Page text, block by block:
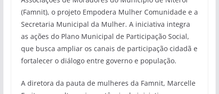
(Famnit), o projeto Empodera Mulher Comunidade e a
Secretaria Municipal da Mulher. A iniciativa integra
as ações do Plano Municipal de Participação Social,
que busca ampliar os canais de participação cidadã e
fortalecer o diálogo entre governo e população.
A diretora da pauta de mulheres da Famnit, Marcelle